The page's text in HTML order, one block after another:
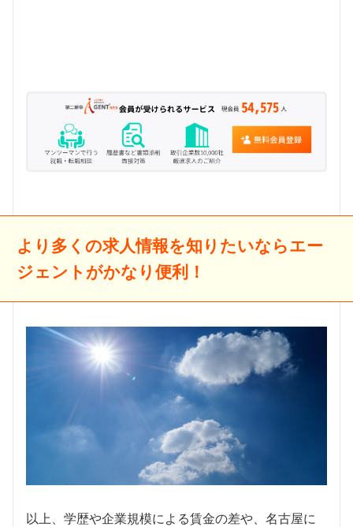
より多くの求人情報を知りたいならエー
ジェントがかなり便利！
以上、学歴や企業規模による賃金の差や、名古屋に